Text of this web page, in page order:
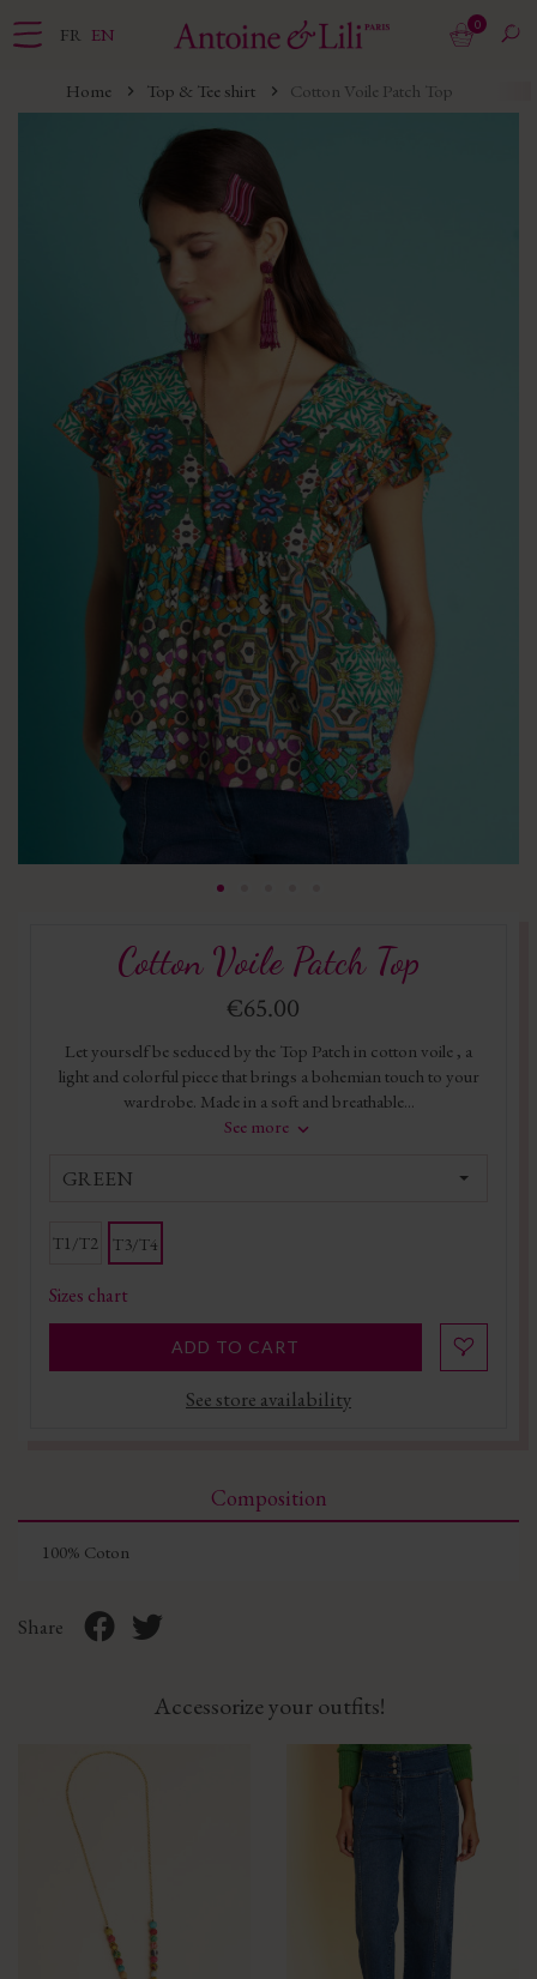
FR EN 0
Home Top & Tee shirt Cotton Voile Patch Top
Cotton Voile Patch Top
€65.00
Let yourself be seduced by the Top Patch in cotton voile , a
light and colorful piece that brings a bohemian touch to your
wardrobe. Made in a soft and breathable...
See more
GREEN
T1/T2 T3/T4
Sizes chart
ADD TO CART
See store availability
Composition
100% Coton
Share
Accessorize your outfits!